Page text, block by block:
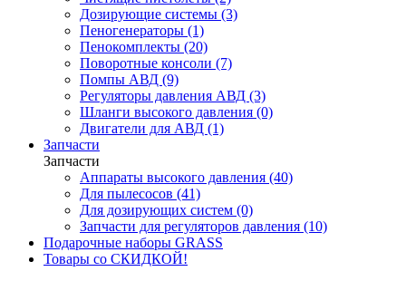
Дозирующие системы (3)
Пеногенераторы (1)
Пенокомплекты (20)
Поворотные консоли (7)
Помпы АВД (9)
Регуляторы давления АВД (3)
Шланги высокого давления (0)
Двигатели для АВД (1)
Запчасти
Запчасти
Аппараты высокого давления (40)
Для пылесосов (41)
Для дозирующих систем (0)
Запчасти для регуляторов давления (10)
Подарочные наборы GRASS
Товары со СКИДКОЙ!